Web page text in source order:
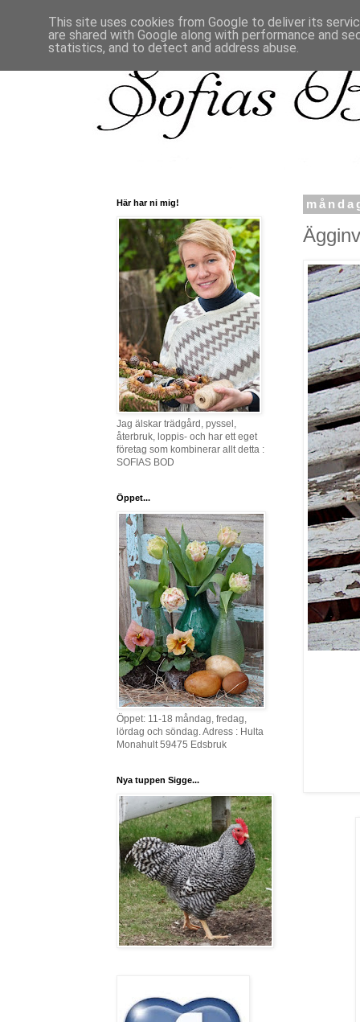
Här har ni mig!
Jag älskar trädgård, pyssel,
återbruk, loppis- och har ett eget
företag som kombinerar allt detta :
SOFIAS BOD
Öppet...
Öppet: 11-18 måndag, fredag,
lördag och söndag. Adress : Hulta
Monahult 59475 Edsbruk
Nya tuppen Sigge...
This site uses cookies from Google to deliver its
are shared with Google along with performance and
statistics, and to detect and address abuse.